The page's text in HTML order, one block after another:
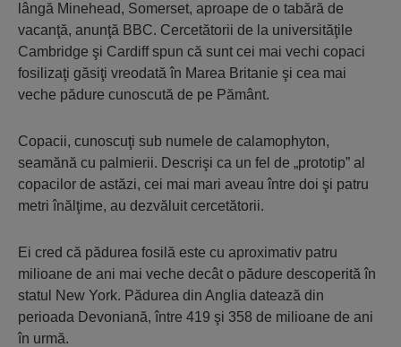
lângă Minehead, Somerset, aproape de o tabără de
vacanţă, anunţă BBC. Cercetătorii de la universităţile
Cambridge şi Cardiff spun că sunt cei mai vechi copaci
fosilizaţi găsiţi vreodată în Marea Britanie şi cea mai
veche pădure cunoscută de pe Pământ.
Copacii, cunoscuţi sub numele de calamophyton,
seamănă cu palmierii. Descrişi ca un fel de „prototip” al
copacilor de astăzi, cei mai mari aveau între doi şi patru
metri înălţime, au dezvăluit cercetătorii.
Ei cred că pădurea fosilă este cu aproximativ patru
milioane de ani mai veche decât o pădure descoperită în
statul New York. Pădurea din Anglia datează din
perioada Devoniană, între 419 şi 358 de milioane de ani
în urmă.